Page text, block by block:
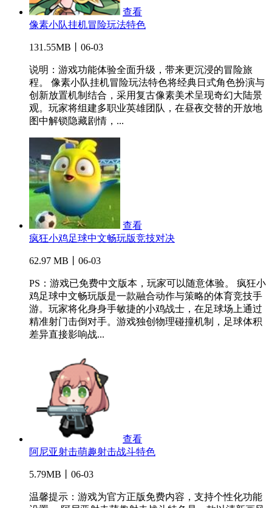
查看
像素小队挂机冒险玩法特色
131.55MB丨06-03
说明：游戏功能体验全面升级，带来更沉浸的冒险旅
程。 像素小队挂机冒险玩法特色将经典日式角色扮演与
创新放置机制结合，采用复古像素美术呈现奇幻大陆景
观。玩家将组建多职业英雄团队，在昼夜交替的开放地
图中解锁隐藏剧情，...
查看
疯狂小鸡足球中文畅玩版竞技对决
62.97 MB丨06-03
PS：游戏已免费中文版本，玩家可以随意体验。 疯狂小
鸡足球中文畅玩版是一款融合动作与策略的体育竞技手
游。玩家将化身身手敏捷的小鸡战士，在足球场上通过
精准射门击倒对手。游戏独创物理碰撞机制，足球体积
差异直接影响战...
查看
阿尼亚射击萌趣射击战斗特色
5.79MB丨06-03
温馨提示：游戏为官方正版免费内容，支持个性化功能